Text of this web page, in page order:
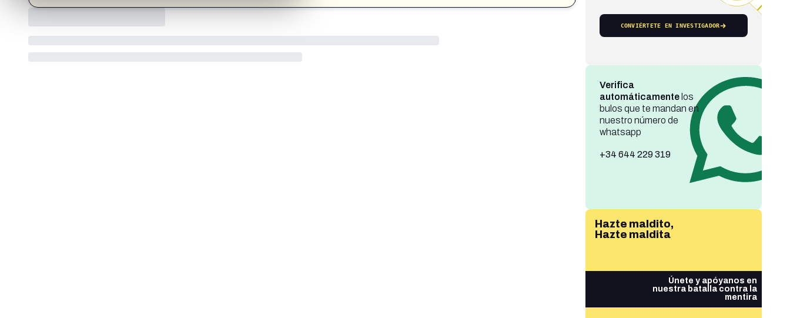
CONVIÉRTETE EN INVESTIGADOR
Verifica
automáticamentelos
bulos que te mandan en
nuestro número de
whatsapp
+34 644 229 319
Hazte maldito,
Hazte maldita
Únete y apóyanos en
nuestra batalla contra la
mentira